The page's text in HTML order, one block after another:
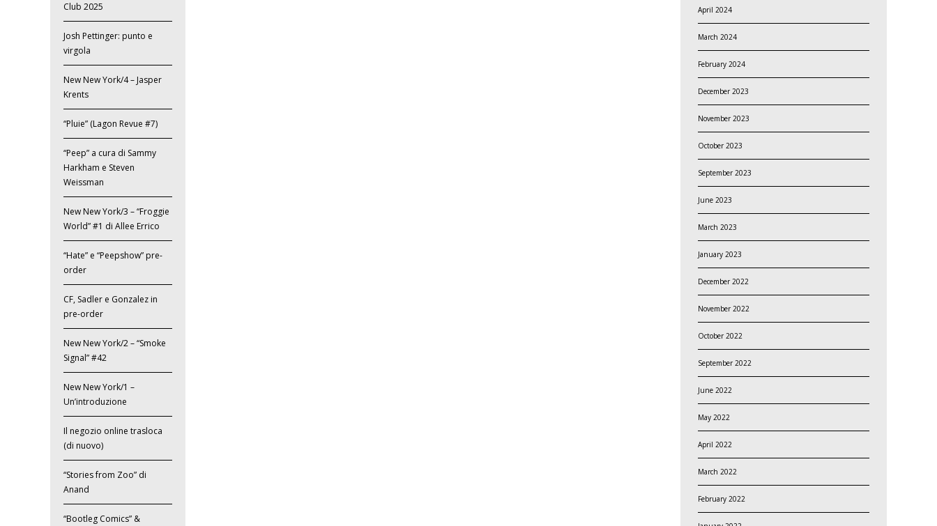
Club 2025
Josh Pettinger: punto e
virgola
New New York/4 – Jasper
Krents
“Pluie” (Lagon Revue #7)
“Peep” a cura di Sammy
Harkham e Steven
Weissman
New New York/3 – “Froggie
World” #1 di Allee Errico
“Hate” e “Peepshow” pre-
order
CF, Sadler e Gonzalez in
pre-order
New New York/2 – “Smoke
Signal” #42
New New York/1 –
Un’introduzione
Il negozio online trasloca
(di nuovo)
“Stories from Zoo” di
Anand
“Bootleg Comics” &
April 2024
March 2024
February 2024
December 2023
November 2023
October 2023
September 2023
June 2023
March 2023
January 2023
December 2022
November 2022
October 2022
September 2022
June 2022
May 2022
April 2022
March 2022
February 2022